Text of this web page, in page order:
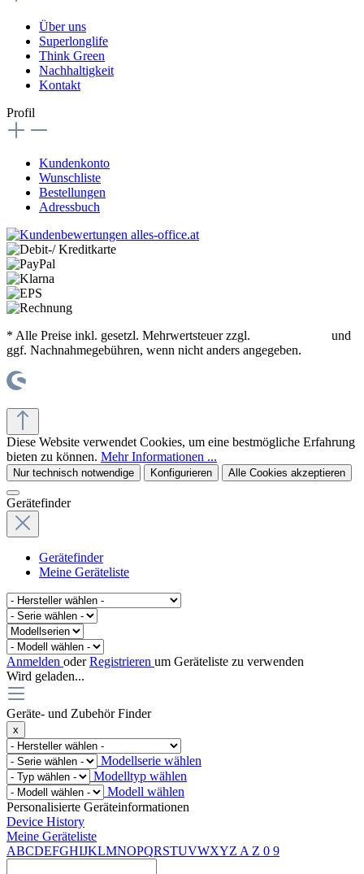
Über uns
Superlonglife
Think Green
Nachhaltigkeit
Kontakt
Profil
Kundenkonto
Wunschliste
Bestellungen
Adressbuch
* Alle Preise inkl. gesetzl. Mehrwertsteuer zzgl.
und
ggf. Nachnahmegebühren, wenn nicht anders angegeben.
Diese Website verwendet Cookies, um eine bestmögliche Erfahrung
bieten zu können. Mehr Informationen ...
Nur technisch notwendige Konfigurieren Alle Cookies akzeptieren
Gerätefinder
Gerätefinder
Meine Geräteliste
Anmelden oderRegistrieren um Geräteliste zu verwenden
Wird geladen...
Geräte- und Zubehör Finder
x
Modellserie wählen
Modelltyp wählen
Modell wählen
Personalisierte Geräteinformationen
Device History
Meine Geräteliste
ABCDEFGHIJKLMNOPQRSTUVWXYZ A Z 0 9